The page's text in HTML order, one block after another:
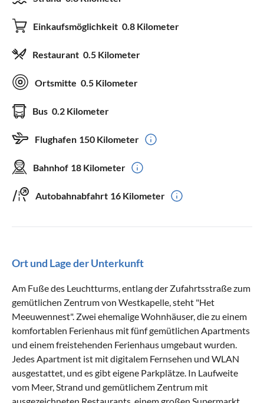
Einkaufsmöglichkeit 0.8 Kilometer
Restaurant 0.5 Kilometer
Ortsmitte 0.5 Kilometer
Bus 0.2 Kilometer
Flughafen 150 Kilometer
Bahnhof 18 Kilometer
Autobahnabfahrt 16 Kilometer
Ort und Lage der Unterkunft
Am Fuße des Leuchtturms, entlang der Zufahrtsstraße zum
gemütlichen Zentrum von Westkapelle, steht "Het
Meeuwennest". Zwei ehemalige Wohnhäuser, die zu einem
komfortablen Ferienhaus mit fünf gemütlichen Apartments
und einem freistehenden Ferienhaus umgebaut wurden.
Jedes Apartment ist mit digitalem Fernsehen und WLAN
ausgestattet, und es gibt eigene Parkplätze. In Laufweite
vom Meer, Strand und gemütlichem Zentrum mit
ausgezeichneten Restaurants, einem großen Supermarkt,